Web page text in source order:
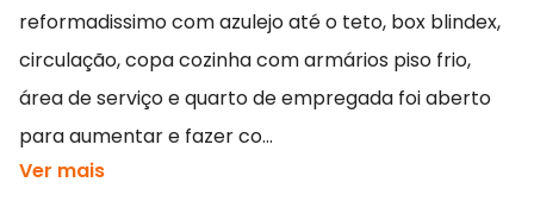
reformadissimo com azulejo até o teto, box blindex,
circulação, copa cozinha com armários piso frio,
área de serviço e quarto de empregada foi aberto
para aumentar e fazer co...
Ver mais